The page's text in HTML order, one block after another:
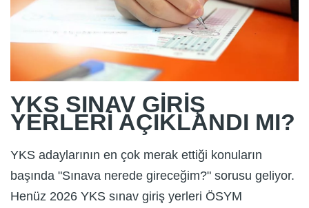
YKS SINAV GİRİŞ
YERLERİ AÇIKLANDI MI?
YKS adaylarının en çok merak ettiği konuların
başında "Sınava nerede gireceğim?" sorusu geliyor.
Henüz 2026 YKS sınav giriş yerleri ÖSYM